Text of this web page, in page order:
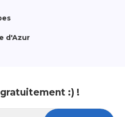
d'Azur
:) !